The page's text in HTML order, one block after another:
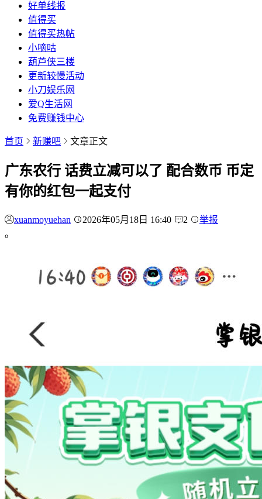
好单线报
值得买
值得买热帖
小嘀咕
葫芦侠三楼
更新较慢活动
小刀娱乐网
爱Q生活网
免费赚钱中心
首页 新赚吧 文章正文
广东农行 话费立减可以了 配合数币 币定
有你的红包一起支付
xuanmoyuehan 2026年05月18日 16:40 2
举报
。